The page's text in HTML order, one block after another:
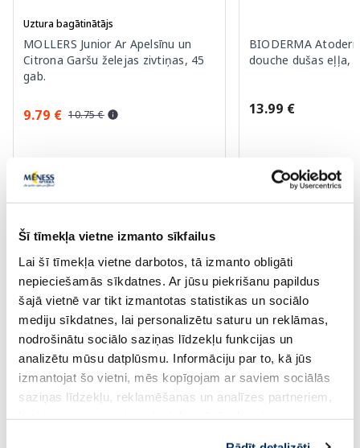
Šī tīmekļa vietne izmanto sīkfailus
Lai šī tīmekļa vietne darbotos, tā izmanto obligāti
nepieciešamās sīkdatnes. Ar jūsu piekrišanu papildus
šajā vietnē var tikt izmantotas statistikas un sociālo
mediju sīkdatnes, lai personalizētu saturu un reklāmas,
nodrošinātu sociālo saziņas līdzekļu funkcijas un
analizētu mūsu datplūsmu. Informāciju par to, kā jūs
izmantojat šo vietni, mēs kopīgojam ar saviem sociālās
saziņas līdzekļu, reklamēšanas un analīzes partneriem,
Uztura bagātinātājs
MOLLERS Junior Ar Apelsīnu un
Citrona Garšu želejas zivtiņas, 45
gab.
9.79 € 10.75 €
BIODERMA
douche dušas eļļa,
13.99 €
Page 1 of 10